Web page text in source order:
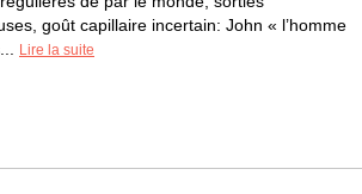
goût capillaire incertain: John « l’homme
Lire la suite